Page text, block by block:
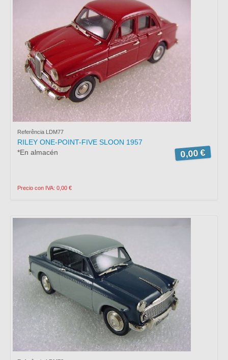
Referência LDM77
RILEY ONE-POINT-FIVE SLOON 1957
*En almacén
0,00 €
Precio con IVA: 0,00 €